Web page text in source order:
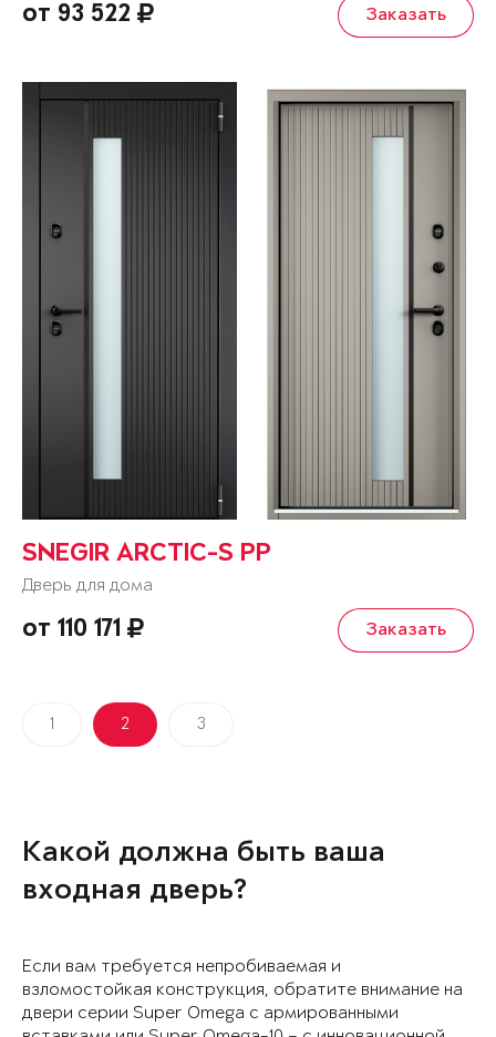
от 93 522 Заказать
SNEGIR ARCTIC-S PP
Дверь для дома
от 110 171 Заказать
1 2 3
Какой должна быть ваша
входная дверь?
Если вам требуется непробиваемая и
взломостойкая конструкция, обратите внимание на
двери серии Super Omega с армированными